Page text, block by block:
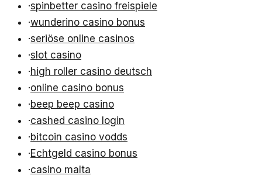
·spinbetter casino freispiele
·wunderino casino bonus
·seriöse online casinos
·slot casino
·high roller casino deutsch
·online casino bonus
·beep beep casino
·cashed casino login
·bitcoin casino vodds
·Echtgeld casino bonus
·casino malta